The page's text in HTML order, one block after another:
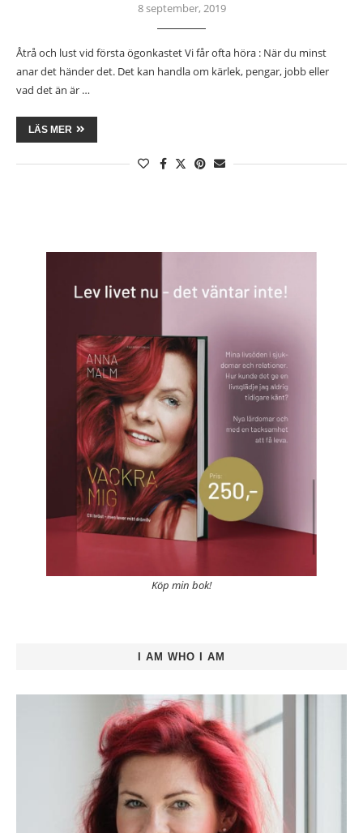
8 september, 2019
Åtrå och lust vid första ögonkastet Vi får ofta höra : När du minst
anar det händer det. Det kan handla om kärlek, pengar, jobb eller
vad det än är …
LÄS MER
Köp min bok!
I AM WHO I AM